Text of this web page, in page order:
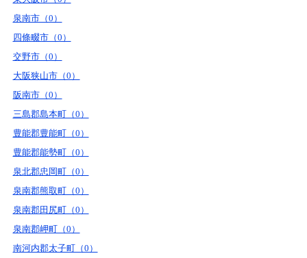
泉南市（0）
四條畷市（0）
交野市（0）
大阪狭山市（0）
阪南市（0）
三島郡島本町（0）
豊能郡豊能町（0）
豊能郡能勢町（0）
泉北郡忠岡町（0）
泉南郡熊取町（0）
泉南郡田尻町（0）
泉南郡岬町（0）
南河内郡太子町（0）